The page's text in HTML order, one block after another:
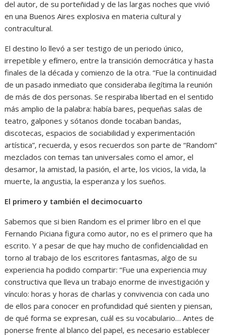
del autor, de su porteñidad y de las largas noches que vivió
en una Buenos Aires explosiva en materia cultural y
contracultural.
El destino lo llevó a ser testigo de un periodo único,
irrepetible y efímero, entre la transición democrática y hasta
finales de la década y comienzo de la otra. “Fue la continuidad
de un pasado inmediato que consideraba ilegítima la reunión
de más de dos personas. Se respiraba libertad en el sentido
más amplio de la palabra: había bares, pequeñas salas de
teatro, galpones y sótanos donde tocaban bandas,
discotecas, espacios de sociabilidad y experimentación
artística”, recuerda, y esos recuerdos son parte de “Random”
mezclados con temas tan universales como el amor, el
desamor, la amistad, la pasión, el arte, los vicios, la vida, la
muerte, la angustia, la esperanza y los sueños.
El primero y también el decimocuarto
Sabemos que si bien Random es el primer libro en el que
Fernando Piciana figura como autor, no es el primero que ha
escrito. Y a pesar de que hay mucho de confidencialidad en
torno al trabajo de los escritores fantasmas, algo de su
experiencia ha podido compartir: “Fue una experiencia muy
constructiva que lleva un trabajo enorme de investigación y
vínculo: horas y horas de charlas y convivencia con cada uno
de ellos para conocer en profundidad qué sienten y piensan,
de qué forma se expresan, cuál es su vocabulario… Antes de
ponerse frente al blanco del papel, es necesario establecer